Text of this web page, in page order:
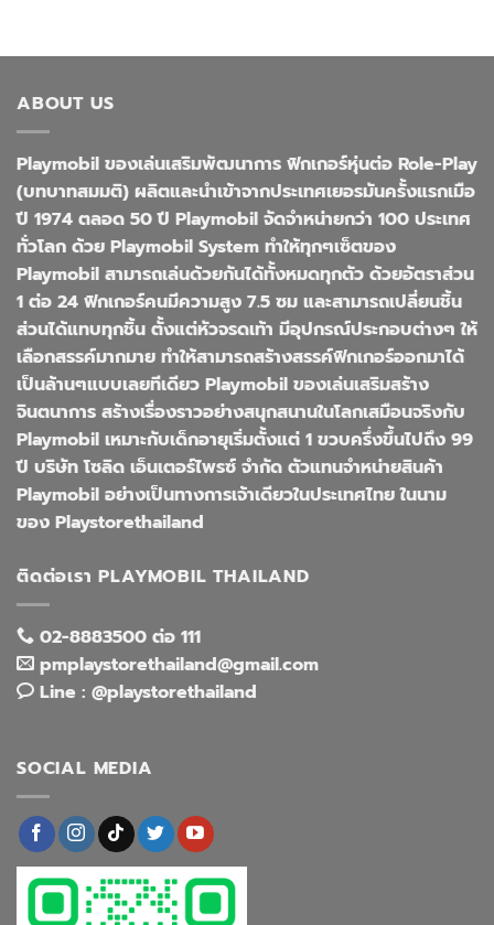
ABOUT US
Playmobil ของเล่นเสริมพัฒนาการ ฟิกเกอร์หุ่นต่อ Role-Play
(บทบาทสมมติ) ผลิตและนำเข้าจากประเทศเยอรมันครั้งแรกเมือ
ปี 1974 ตลอด 50 ปี Playmobil จัดจำหน่ายกว่า 100 ประเทศ
ทั่วโลก ด้วย Playmobil System ทำให้ทุกๆเซ็ตของ
Playmobil สามารถเล่นด้วยกันได้ทั้งหมดทุกตัว ด้วยอัตราส่วน
1 ต่อ 24 ฟิกเกอร์คนมีความสูง 7.5 ซม และสามารถเปลี่ยนชิ้น
ส่วนได้แทบทุกชิ้น ตั้งแต่หัวจรดเท้า มีอุปกรณ์ประกอบต่างๆ ให้
เลือกสรรค์มากมาย ทำให้สามารถสร้างสรรค์ฟิกเกอร์ออกมาได้
เป็นล้านๆแบบเลยทีเดียว Playmobil ของเล่นเสริมสร้าง
จินตนาการ สร้างเรื่องราวอย่างสนุกสนานในโลกเสมือนจริงกับ
Playmobil เหมาะกับเด็กอายุเริ่มตั้งแต่ 1 ขวบครึ่งขึ้นไปถึง 99
ปี บริษัท โซลิด เอ็นเตอร์ไพรซ์ จำกัด ตัวแทนจำหน่ายสินค้า
Playmobil อย่างเป็นทางการเจ้าเดียวในประเทศไทย ในนาม
ของ Playstorethailand
ติดต่อเรา PLAYMOBIL THAILAND
02-8883500 ต่อ 111
pmplaystorethailand@gmail.com
Line : @playstorethailand
SOCIAL MEDIA